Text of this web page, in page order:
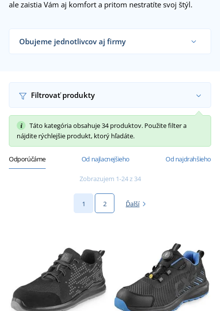
ale zaistia Vám aj komfort a pritom nestratíte svoj štýl.
Obujeme jednotlivcov aj firmy
Filtrovať produkty
Táto kategória obsahuje 34 produktov. Použite filter a
nájdite rýchlejšie produkt, ktorý hľadáte.
Odporúčáme Od najlacnejšieho Od najdrahšieho
Zobrazujem 1-24 z 34
1 2 Ďalší